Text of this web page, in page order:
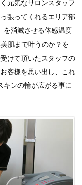
元気なサロンスタッフ
張ってくれるエリア部
を消滅させる体感温度
肌まで叶うのか？を
けて頂いたスタッフの
客様を思い出し、これ
ンの輪が広がる事に